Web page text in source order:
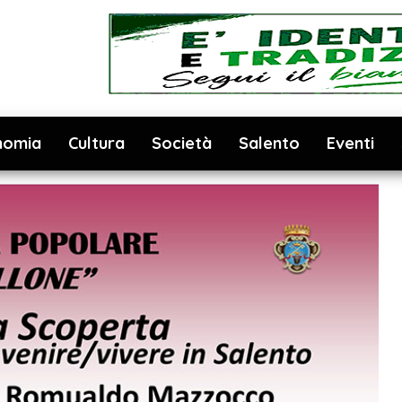
Cultura Società Salento Eventi